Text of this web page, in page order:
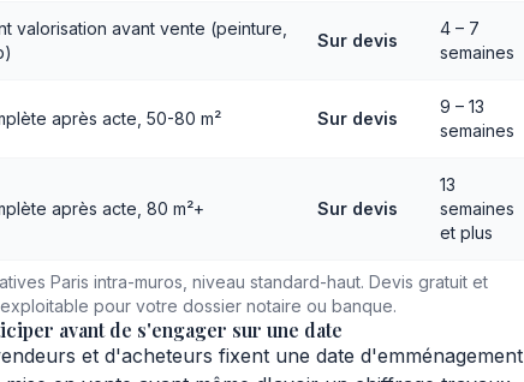
valorisation avant vente (peinture,
Sur devis
4 – 7
semaines
après acte, 50-80 m² Sur devis
9 – 13
semaines
après acte, 80 m²+ Sur devis
13
semaines
et plus
Paris intra-muros, niveau standard-haut. Devis gratuit et
pour votre dossier notaire ou banque.
avant de s'engager sur une date
et d'acheteurs fixent une date d'emménagement